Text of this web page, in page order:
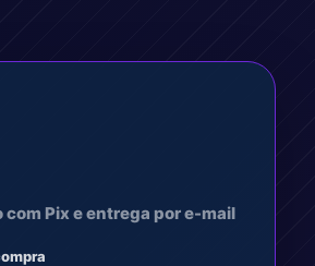
Pix e entrega por e-mail